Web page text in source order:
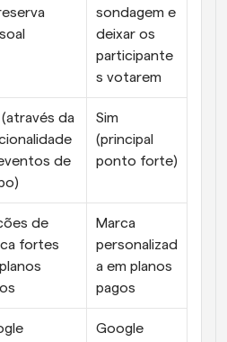
sondagem e
deixar os
participante
s votarem
(através da
de
Sim
(principal
ponto forte)
de
fortes
Marca
personalizad
a em planos
pagos
Google